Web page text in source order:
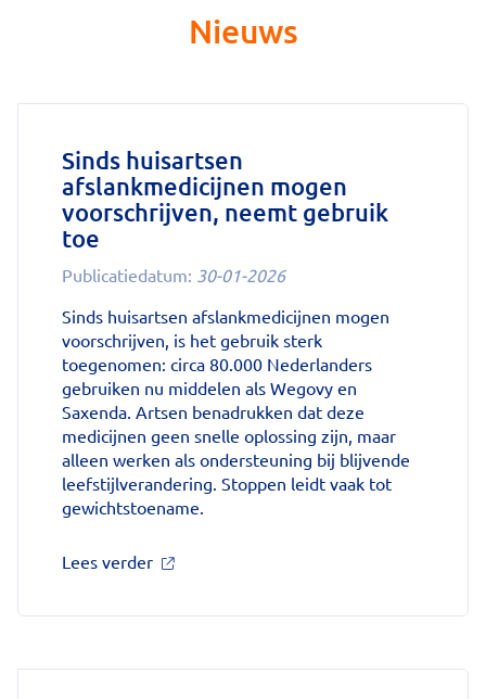
Nieuws
Sinds huisartsen
afslankmedicijnen mogen
voorschrijven, neemt gebruik
toe
Publicatiedatum: 30-01-2026
Sinds huisartsen afslankmedicijnen mogen
voorschrijven, is het gebruik sterk
toegenomen: circa 80.000 Nederlanders
gebruiken nu middelen als Wegovy en
Saxenda. Artsen benadrukken dat deze
medicijnen geen snelle oplossing zijn, maar
alleen werken als ondersteuning bij blijvende
leefstijlverandering. Stoppen leidt vaak tot
gewichtstoename.
Lees verder over
voorschrijven,